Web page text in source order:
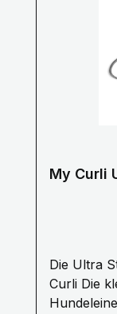
My Curli
Die Ultra
Curli Die